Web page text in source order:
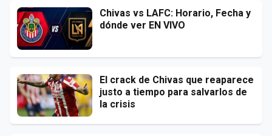
Chivas vs LAFC: Horario, Fecha y
dónde ver EN VIVO
El crack de Chivas que reaparece
justo a tiempo para salvarlos de
la crisis